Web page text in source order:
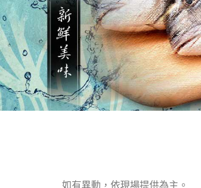
如有異動，依現場提供為主。